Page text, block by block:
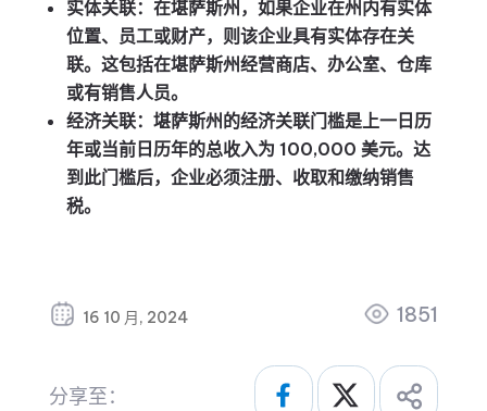
实体关联： 在堪萨斯州，如果企业在州内有实体
位置、员工或财产，则该企业具有实体存在关
联。这包括在堪萨斯州经营商店、办公室、仓库
或有销售人员。
经济关联： 堪萨斯州的经济关联门槛是上一日历
年或当前日历年的总收入为 100,000 美元。达
到此门槛后，企业必须注册、收取和缴纳销售
税。
16 10 月, 2024 1851
分享至：